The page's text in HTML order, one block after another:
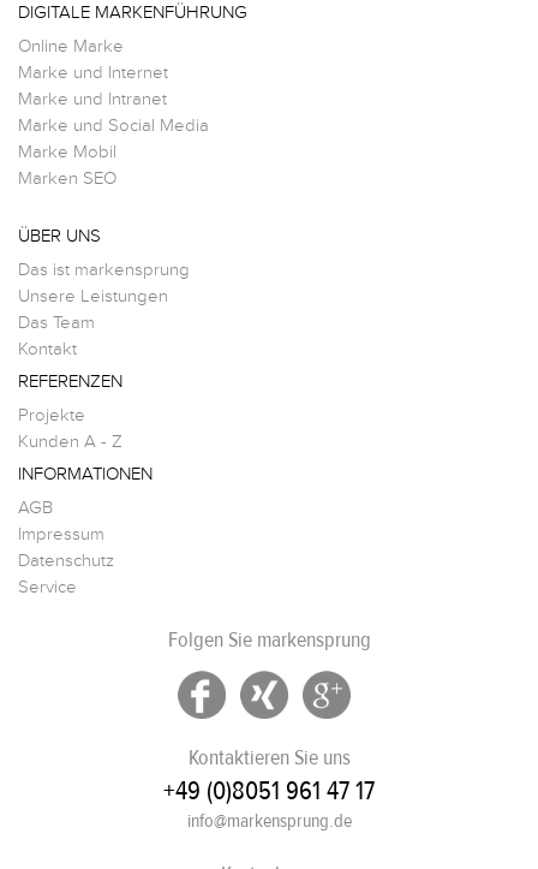
DIGITALE MARKENFÜHRUNG
Online Marke
Marke und Internet
Marke und Intranet
Marke und Social Media
Marke Mobil
Marken SEO
ÜBER UNS
Das ist markensprung
Unsere Leistungen
Das Team
Kontakt
REFERENZEN
Projekte
Kunden A - Z
INFORMATIONEN
AGB
Impressum
Datenschutz
Service
Folgen Sie markensprung
Kontaktieren Sie uns
+49 (0)8051 961 47 17
info@markensprung.de